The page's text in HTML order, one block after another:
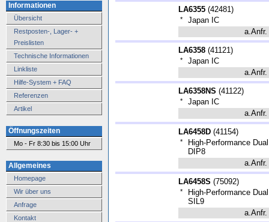
Informationen
Übersicht
Restposten-, Lager- +
Preislisten
Technische Informationen
Linkliste
Hilfe-System + FAQ
Referenzen
Artikel
Öffnungszeiten
Mo - Fr 8:30 bis 15:00 Uhr
Allgemeines
Homepage
Wir über uns
Anfrage
Kontakt
LA6355 (42481)
*
Japan IC
a.Anfr.
LA6358 (41121)
*
Japan IC
a.Anfr.
LA6358NS (41122)
*
Japan IC
a.Anfr.
LA6458D (41154)
*
High-Performance
DIP8
a.Anfr.
LA6458S (75092)
*
High-Performance
SIL9
a.Anfr.